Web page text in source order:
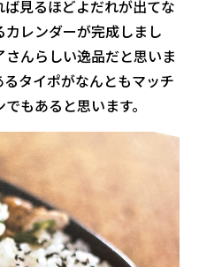
見るほどよだれが出てな
レンダーが完成しまし
んらしい逸品だと思いま
タイポがなんともマッチ
もあると思います。